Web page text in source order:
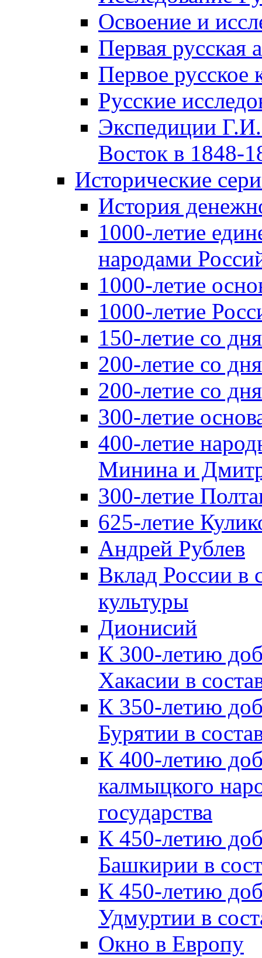
Освоение и
Первая русская
Первое русское
Русские
Экспедиции
Восток в 1848-
Исторические
История
1000-летие
народами
1000-летие
1000-летие
150-летие со
200-летие со
200-летие со
300-летие
400-летие
Минина и
300-летие
625-летие
Андрей Рублев
Вклад России в
культуры
Дионисий
К 300-летию
Хакасии в
К 350-летию
Бурятии в
К 400-летию
калмыцкого
государства
К 450-летию
Башкирии в
К 450-летию
Удмуртии в
Окно в Европу